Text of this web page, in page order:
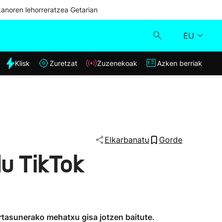
lehorreratzea Getarian
EU
Klisk
Klisk Zuretzat Zuzenekoak Azken berriak
Elkarbanatu Gorde
TikTok
mehatxu gisa jotzen baitute.